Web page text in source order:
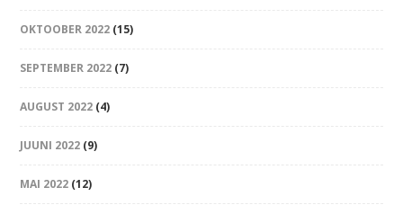
OKTOOBER 2022 (15)
SEPTEMBER 2022 (7)
AUGUST 2022 (4)
JUUNI 2022 (9)
MAI 2022 (12)